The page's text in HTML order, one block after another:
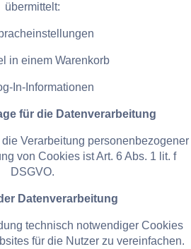
übermittelt:
in einem Warenkorb
In-Informationen
für die Datenverarbeitung
Verarbeitung personenbezogener
von Cookies ist Art. 6 Abs. 1 lit. f
DSGVO.
Datenverarbeitung
technisch notwendiger Cookies
für die Nutzer zu vereinfachen.